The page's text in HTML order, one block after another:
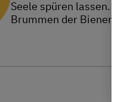
Seele spüren lassen.
Brummen der Bienen